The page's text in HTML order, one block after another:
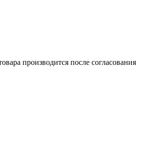
производится после согласования